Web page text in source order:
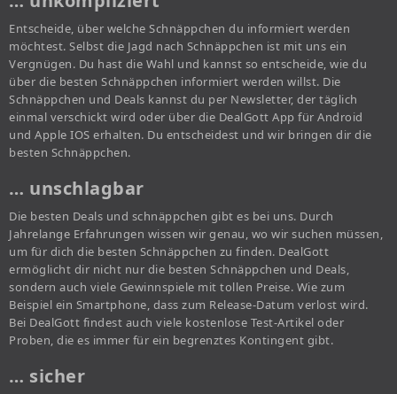
Entscheide, über welche Schnäppchen du informiert werden
möchtest. Selbst die Jagd nach Schnäppchen ist mit uns ein
Vergnügen. Du hast die Wahl und kannst so entscheide, wie du
über die besten Schnäppchen informiert werden willst. Die
Schnäppchen und Deals kannst du per Newsletter, der täglich
einmal verschickt wird oder über die DealGott App für Android
und Apple IOS erhalten. Du entscheidest und wir bringen dir die
besten Schnäppchen.
… unschlagbar
Die besten Deals und schnäppchen gibt es bei uns. Durch
Jahrelange Erfahrungen wissen wir genau, wo wir suchen müssen,
um für dich die besten Schnäppchen zu finden. DealGott
ermöglicht dir nicht nur die besten Schnäppchen und Deals,
sondern auch viele Gewinnspiele mit tollen Preise. Wie zum
Beispiel ein Smartphone, dass zum Release-Datum verlost wird.
Bei DealGott findest auch viele kostenlose Test-Artikel oder
Proben, die es immer für ein begrenztes Kontingent gibt.
… sicher